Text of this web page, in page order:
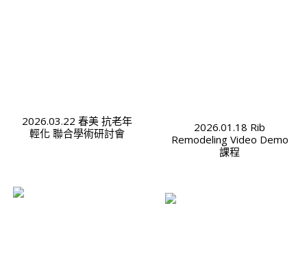
2026.03.22 春美 抗老年
輕化 聯合學術研討會
2026.01.18 Rib
Remodeling Video Demo
課程